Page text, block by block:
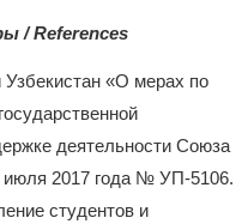
/ References
Узбекистан «О мерах по
деятельности Союза
июля 2017 года № УП-5106.
студентов и